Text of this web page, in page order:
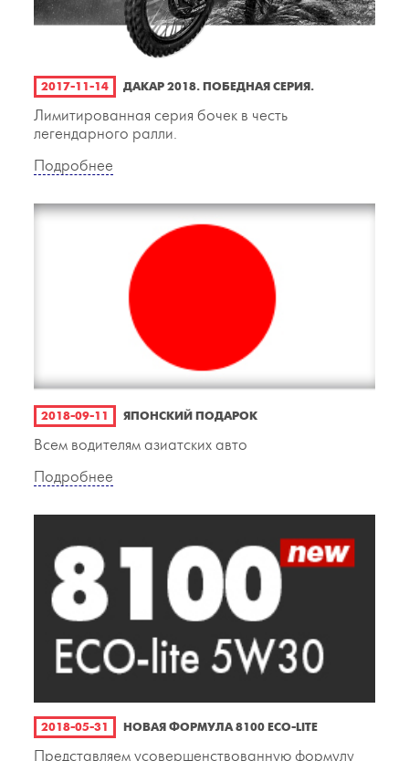
2017-11-14 ДАКАР 2018. ПОБЕДНАЯ СЕРИЯ.
Лимитированная серия бочек в честь
легендарного ралли.
Подробнее
2018-09-11 ЯПОНСКИЙ ПОДАРОК
Всем водителям азиатских авто
Подробнее
2018-05-31 НОВАЯ ФОРМУЛА 8100 ECO-LITE
Представляем усовершенствованную формулу